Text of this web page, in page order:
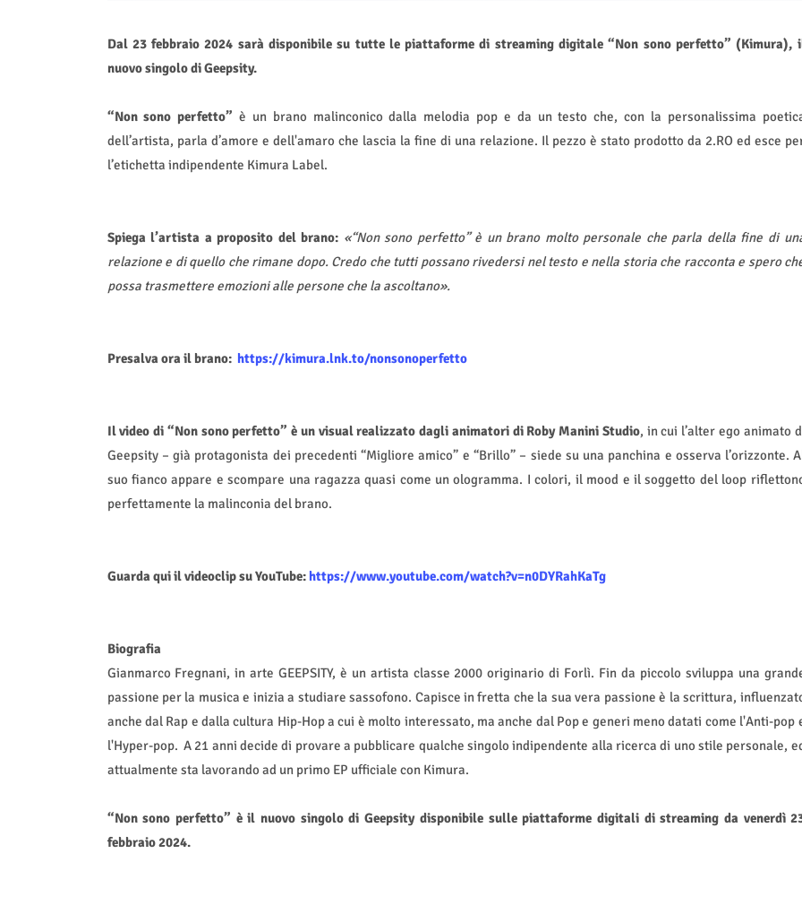
Dal 23 febbraio 2024 sarà disponibile su tutte le piattaforme di streaming digitale “Non sono perfetto” (Kimura),
nuovo singolo di Geepsity.
“Non sono perfetto” è un brano malinconico dalla melodia pop e da un testo che, con la personalissima
dell’artista, parla d’amore e dell'amaro che lascia la fine di una relazione. Il pezzo è stato prodotto da 2.RO ed esce
l’etichetta indipendente Kimura Label.
Spiega l’artista a proposito del brano: «“Non sono perfetto” è un brano molto personale che parla della fine di
relazione e di quello che rimane dopo. Credo che tutti possano rivedersi nel testo e nella storia che racconta e spero
possa trasmettere emozioni alle persone che la ascoltano».
Presalva ora il brano: https://kimura.lnk.to/nonsonoperfetto
Il video di “Non sono perfetto” è un visual realizzato dagli animatori di Roby Manini Studio, in cui l’alter ego animato
Geepsity – già protagonista dei precedenti “Migliore amico” e “Brillo” – siede su una panchina e osserva l’orizzonte.
suo fianco appare e scompare una ragazza quasi come un ologramma. I colori, il mood e il soggetto del loop
perfettamente la malinconia del brano.
Guarda qui il videoclip su YouTube: https://www.youtube.com/watch?v=n0DYRahKaTg
Biografia
Gianmarco Fregnani, in arte GEEPSITY, è un artista classe 2000 originario di Forlì. Fin da piccolo sviluppa una
passione per la musica e inizia a studiare sassofono. Capisce in fretta che la sua vera passione è la scrittura,
anche dal Rap e dalla cultura Hip-Hop a cui è molto interessato, ma anche dal Pop e generi meno datati come l'Anti-pop
l'Hyper-pop. A 21 anni decide di provare a pubblicare qualche singolo indipendente alla ricerca di uno stile personale,
attualmente sta lavorando ad un primo EP ufficiale con Kimura.
“Non sono perfetto” è il nuovo singolo di Geepsity disponibile sulle piattaforme digitali di streaming da venerdì
febbraio 2024.